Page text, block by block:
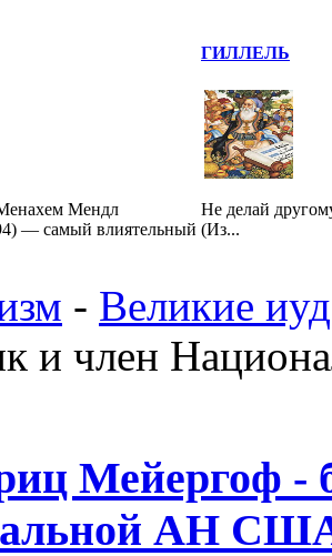
Мендл
— самый влиятельный
ГИЛЛЕЛЬ
Не делай
(Из...
- Великие
и член
Мейергоф -
АН